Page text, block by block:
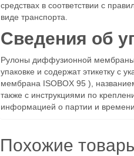
средствах в соответствии с
виде транспорта.
Сведения об
Рулоны диффузионной мембраны
упаковке и содержат этикетку с
мембрана ISOBOX 95 ),
также с инструкциями по
информацией о партии и
Похожие